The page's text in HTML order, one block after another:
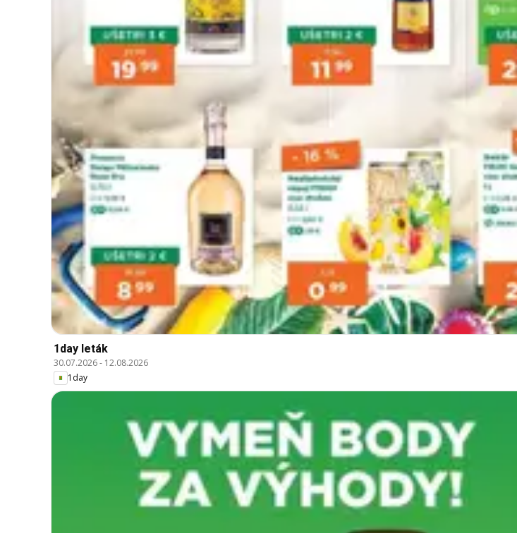
1day leták
30.07.2026- 12.08.2026
1day